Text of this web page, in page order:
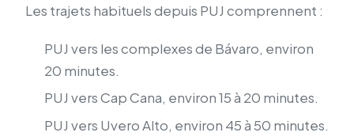
Les trajets habituels depuis PUJ comprennent :
PUJ vers les complexes de Bávaro, environ
20 minutes.
PUJ vers Cap Cana, environ 15 à 20 minutes.
PUJ vers Uvero Alto, environ 45 à 50 minutes.